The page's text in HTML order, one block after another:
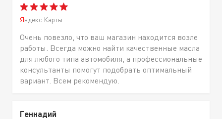
Яндекс.Карты
Очень повезло, что ваш магазин находится возле
работы. Всегда можно найти качественные масла
для любого типа автомобиля, а профессиональные
консультанты помогут подобрать оптимальный
вариант. Всем рекомендую.
Геннадий